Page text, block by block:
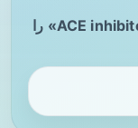
تازه‌ترین مطالب مرتبط با برچسب «ACE inhibitors» را